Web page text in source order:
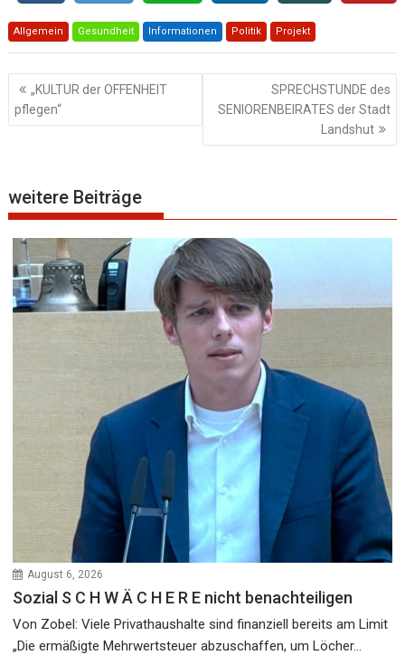
Allgemein Gesundheit Informationen Politik Projekt
Beitragsnavigation
„KULTUR der OFFENHEIT
pflegen“
SPRECHSTUNDE des
SENIORENBEIRATES der Stadt
Landshut
weitere Beiträge
August 6, 2026
Sozial S C H W Ä C H E R E nicht benachteiligen
Von Zobel: Viele Privathaushalte sind finanziell bereits am Limit
„Die ermäßigte Mehrwertsteuer abzuschaffen, um Löcher...